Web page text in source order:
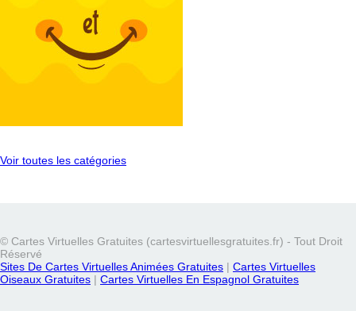
Voir toutes les catégories
© Cartes Virtuelles Gratuites (cartesvirtuellesgratuites.fr) - Tout Droit
Réservé
Sites De Cartes Virtuelles Animées Gratuites | Cartes Virtuelles
Oiseaux Gratuites | Cartes Virtuelles En Espagnol Gratuites